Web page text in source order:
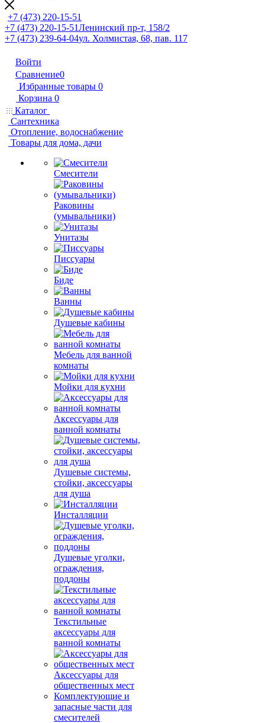
+7 (473) 220-15-51
+7 (473) 220-15-51Ленинский пр-т, 158/2
+7 (473) 239-64-04ул. Холмистая, 68, пав. 117
Войти
Сравнение0
Избранные товары 0
Корзина 0
Каталог
Сантехника
Отопление, водоснабжение
Товары для дома, дачи
Смесители
Раковины
(умывальники)
Унитазы
Писсуары
Биде
Ванны
Душевые кабины
Мебель для ванной
комнаты
Мойки для кухни
Аксессуары для
ванной комнаты
Душевые системы,
стойки, аксессуары
для душа
Инсталляции
Душевые уголки,
ограждения,
поддоны
Текстильные
аксессуары для
ванной комнаты
Аксессуары для
общественных мест
Комплектующие и
запасные части для
смесителей